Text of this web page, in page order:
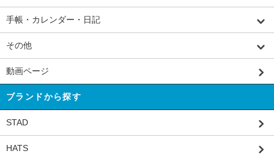
手帳・カレンダー・日記
その他
動画ページ
ブランドから探す
STAD
HATS